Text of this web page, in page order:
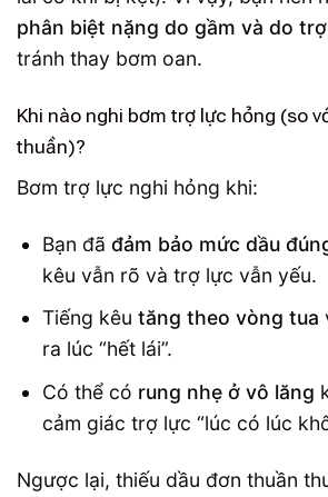
phân biệt nặng do gầm và do
tránh thay bơm oan.
Khi nào nghi bơm trợ lực hỏng (so
thuần)?
Bơm trợ lực nghi hỏng khi:
Bạn đã đảm bảo mức dầu
kêu vẫn rõ và trợ lực vẫn yếu.
Tiếng kêu tăng theo vòng tua
ra lúc “hết lái”.
Có thể có rung nhẹ ở vô lăng
cảm giác trợ lực “lúc có lúc
Ngược lại, thiếu dầu đơn thuần